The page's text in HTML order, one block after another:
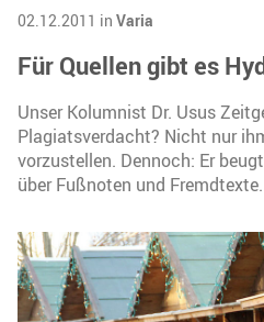
02.12.2011 in Varia
Für Quellen gibt es
Unser Kolumnist Dr. Usus
Plagiatsverdacht? Nicht nur
vorzustellen. Dennoch: Er
über Fußnoten und Fremdtexte.